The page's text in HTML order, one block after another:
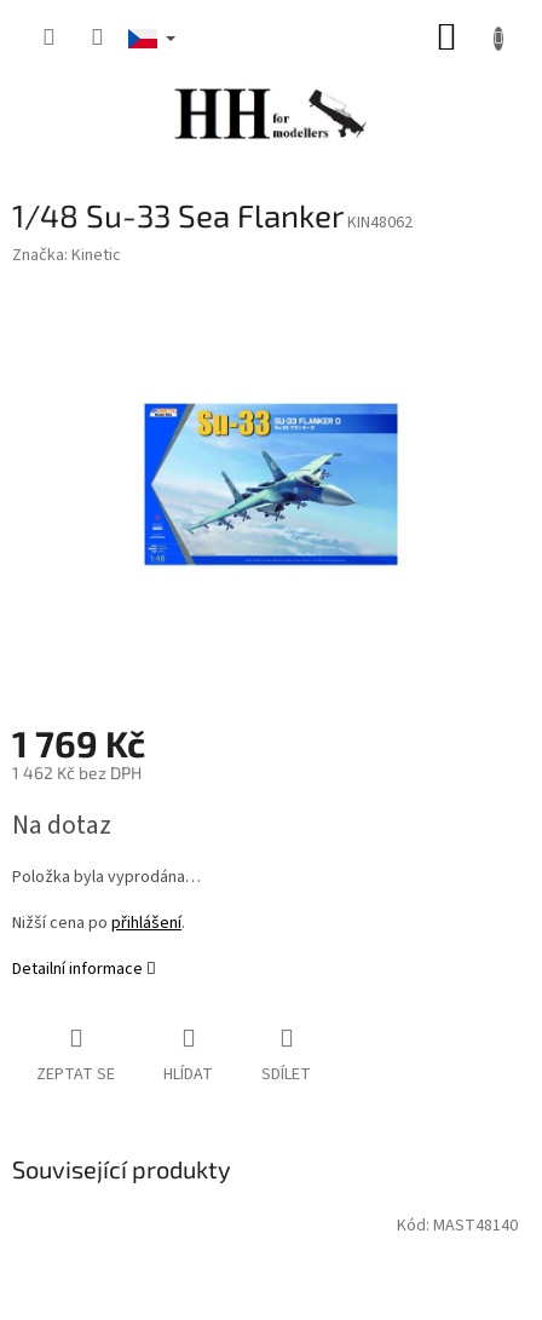
1/48 Su-33 Sea FlankerKIN48062
Značka: Kinetic
1 769 Kč
1 462 Kč bez DPH
cena:
Na dotaz
Položka byla vyprodána…
Nižší cena po přihlášení.
Detailní informace
ZEPTAT SE HLÍDAT SDÍLET
Související produkty
Kód: MAST48140